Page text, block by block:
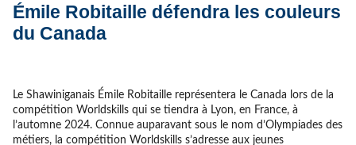
Émile Robitaille défendra les couleurs
du Canada
Le Shawiniganais Émile Robitaille représentera le Canada lors de la
compétition Worldskills qui se tiendra à Lyon, en France, à
l’automne 2024. Connue auparavant sous le nom d’Olympiades des
métiers, la compétition Worldskills s’adresse aux jeunes